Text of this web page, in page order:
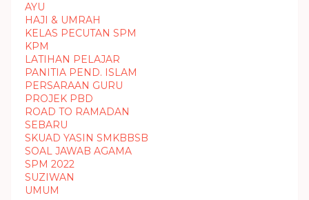
AYU
HAJI & UMRAH
KELAS PECUTAN SPM
KPM
LATIHAN PELAJAR
PANITIA PEND. ISLAM
PERSARAAN GURU
PROJEK PBD
ROAD TO RAMADAN
SEBARU
SKUAD YASIN SMKBBSB
SOAL JAWAB AGAMA
SPM 2022
SUZIWAN
UMUM